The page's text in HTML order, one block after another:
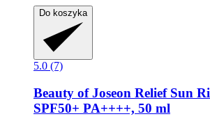
Do koszyka
5.0 (7)
Beauty of Joseon Relief Sun
SPF50+ PA++++, 50 ml